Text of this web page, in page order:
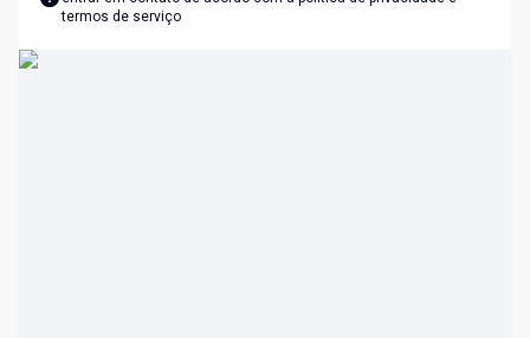
termos de serviço